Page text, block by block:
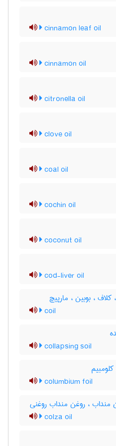
cinnamon leaf oil
cinnamon oil
citronella oil
clove oil
coal oil
cochin oil
coconut oil
cod-liver oil
، بوبین ، مارپیچ
coil
collapsing soil
columbium foil
منداب ، روغن منداب روغنی
colza oil